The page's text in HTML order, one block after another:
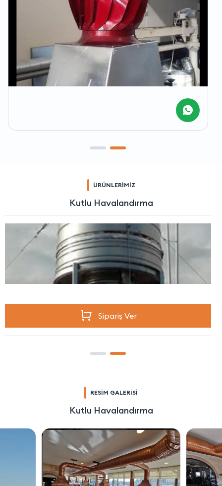
ÜRÜNLERİMİZ
Kutlu Havalandırma
Sipariş Ver
RESİM GALERİSİ
Kutlu Havalandırma